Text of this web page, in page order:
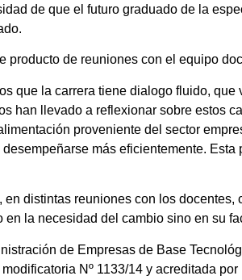
de que el futuro graduado de la
de reuniones con el equipo
que la carrera tiene dialogo fluido,
han llevado a reflexionar sobre estos
proveniente del sector
más eficientemente.
distintas reuniones con los
la necesidad del cambio sino en su
de Empresas de Base
Nº 1133/14 y acreditada